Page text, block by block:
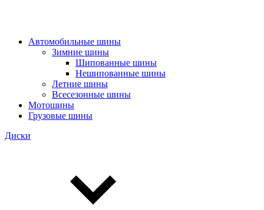
Автомобильные шины
Зимние шины
Шипованные шины
Нешипованные шины
Летние шины
Всесезонные шины
Мотошины
Грузовые шины
Диски